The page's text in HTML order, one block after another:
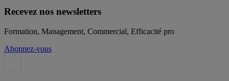
Recevez nos newsletters
Formation, Management, Commercial, Efficacité pro
Abonnez-vous